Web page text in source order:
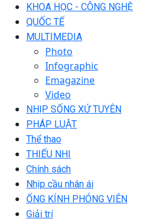
KHOA HỌC - CÔNG NGHỆ
QUỐC TẾ
MULTIMEDIA
Photo
Infographic
Emagazine
Video
NHỊP SỐNG XỨ TUYÊN
PHÁP LUẬT
Thể thao
THIẾU NHI
Chính sách
Nhịp cầu nhân ái
ỐNG KÍNH PHÓNG VIÊN
Giải trí